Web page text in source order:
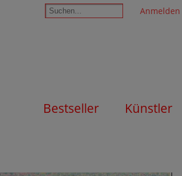
Anmelden
Bestseller Künstler